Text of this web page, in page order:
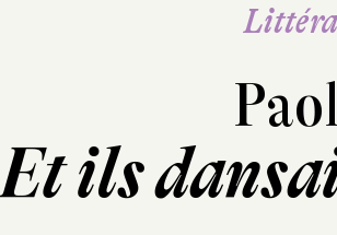
Et ils